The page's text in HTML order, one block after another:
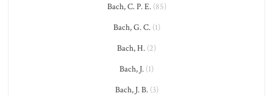
Bach, C. P. E.(85)
Bach, G. C.(1)
Bach, H. (2)
Bach, J. (1)
Bach, J. B.(3)